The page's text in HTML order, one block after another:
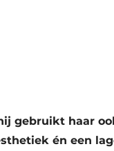
gebruikt haar
én een